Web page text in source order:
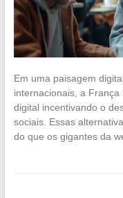
Em uma paisagem
internacionais, a
digital incentivando o
sociais. Essas
do que os gigantes da